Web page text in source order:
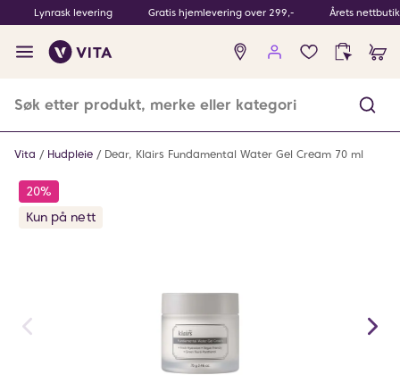
Lynrask levering Gratis hjemlevering over 299,- Årets
Ingen
produkter
Vita Hudpleie Dear, Klairs Fundamental Water Gel Cream 70 ml
20%
Kun på nett